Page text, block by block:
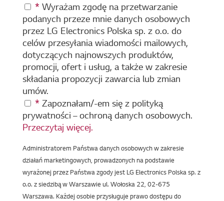
* Wyrażam zgodę na przetwarzanie
podanych przeze mnie danych osobowych
przez LG Electronics Polska sp. z o.o. do
celów przesyłania wiadomości mailowych,
dotyczących najnowszych produktów,
promocji, ofert i usług, a także w zakresie
składania propozycji zawarcia lub zmian
umów.
* Zapoznałam/-em się z polityką
prywatności – ochroną danych osobowych.
Przeczytaj więcej.
Administratorem Państwa danych osobowych w zakresie
działań marketingowych, prowadzonych na podstawie
wyrażonej przez Państwa zgody jest LG Electronics Polska sp. z
o.o. z siedzibą w Warszawie ul. Wołoska 22, 02-675
Warszawa. Każdej osobie przysługuje prawo dostępu do